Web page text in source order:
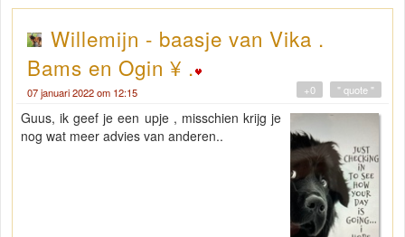
Willemijn - baasje van Vika .
Bams en Ogin ¥ .
07 januari 2022 om 12:15 " quote "
+0
Guus, ik geef je een upje , misschien krijg je
nog wat meer advies van anderen..